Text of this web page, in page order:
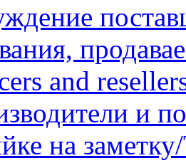
and
и
на